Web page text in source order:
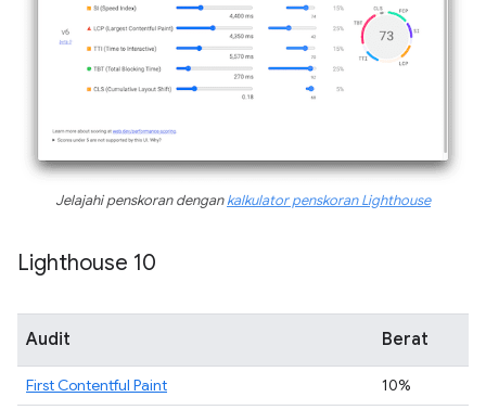
Jelajahi penskoran dengankalkulator penskoran Lighthouse
Lighthouse 10
Audit Berat
First Contentful Paint
10%